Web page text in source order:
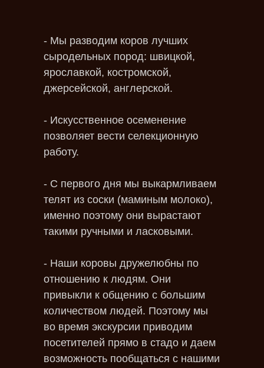
- Мы разводим коров лучших
сыродельных пород: швицкой,
ярославкой, костромской,
джерсейской, англерской.
- Искусственное осеменение
позволяет вести селекционную
работу.
- С первого дня мы выкармливаем
телят из соски (маминым молоко),
именно поэтому они вырастают
такими ручными и ласковыми.
- Наши коровы дружелюбны по
отношению к людям. Они
привыкли к общению с большим
количеством людей. Поэтому мы
во время экскурсии приводим
посетителей прямо в стадо и даем
возможность пообщаться с нашими